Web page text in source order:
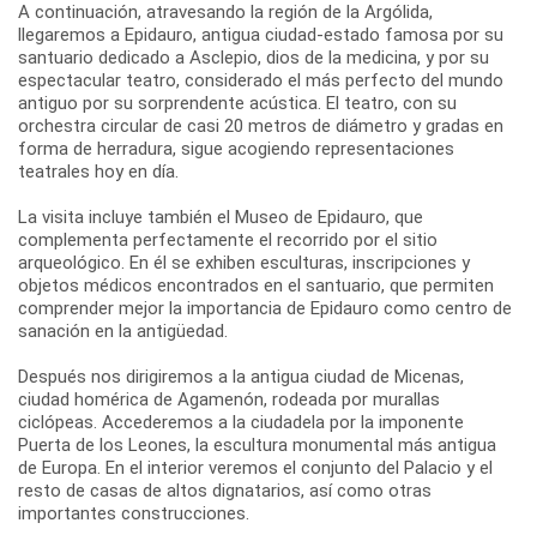
A continuación, atravesando la región de la Argólida,
llegaremos a Epidauro, antigua ciudad-estado famosa por su
santuario dedicado a Asclepio, dios de la medicina, y por su
espectacular teatro, considerado el más perfecto del mundo
antiguo por su sorprendente acústica. El teatro, con su
orchestra circular de casi 20 metros de diámetro y gradas en
forma de herradura, sigue acogiendo representaciones
teatrales hoy en día.
La visita incluye también el Museo de Epidauro, que
complementa perfectamente el recorrido por el sitio
arqueológico. En él se exhiben esculturas, inscripciones y
objetos médicos encontrados en el santuario, que permiten
comprender mejor la importancia de Epidauro como centro de
sanación en la antigüedad.
Después nos dirigiremos a la antigua ciudad de Micenas,
ciudad homérica de Agamenón, rodeada por murallas
ciclópeas. Accederemos a la ciudadela por la imponente
Puerta de los Leones, la escultura monumental más antigua
de Europa. En el interior veremos el conjunto del Palacio y el
resto de casas de altos dignatarios, así como otras
importantes construcciones.